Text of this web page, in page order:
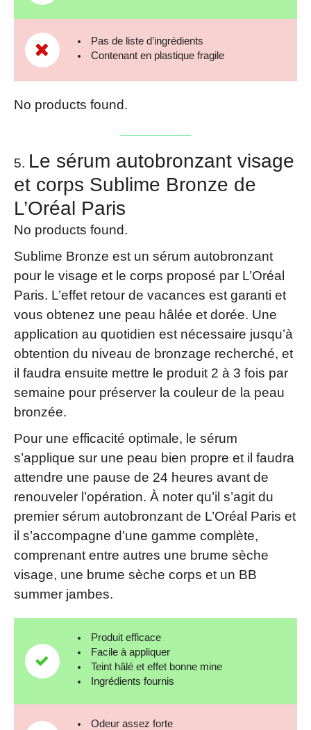
Pas de liste d’ingrédients
Contenant en plastique fragile
No products found.
Le sérum autobronzant visage
et corps Sublime Bronze de
L’Oréal Paris
No products found.
Sublime Bronze est un sérum autobronzant
pour le visage et le corps proposé par L’Oréal
Paris. L’effet retour de vacances est garanti et
vous obtenez une peau hâlée et dorée. Une
application au quotidien est nécessaire jusqu’à
obtention du niveau de bronzage recherché, et
il faudra ensuite mettre le produit 2 à 3 fois par
semaine pour préserver la couleur de la peau
bronzée.
Pour une efficacité optimale, le sérum
s’applique sur une peau bien propre et il faudra
attendre une pause de 24 heures avant de
renouveler l’opération. À noter qu’il s’agit du
premier sérum autobronzant de L’Oréal Paris et
il s’accompagne d’une gamme complète,
comprenant entre autres une brume sèche
visage, une brume sèche corps et un BB
summer jambes.
Produit efficace
Facile à appliquer
Teint hâlé et effet bonne mine
Ingrédients fournis
Odeur assez forte